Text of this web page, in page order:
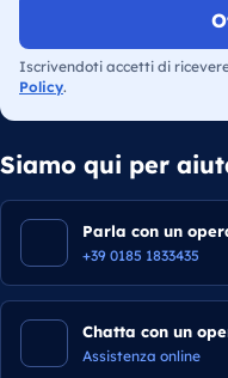
Iscrivendoti accetti di
Policy.
Siamo qui per
Parla con un
+39 0185 1833435
Chatta con un
Assistenza online